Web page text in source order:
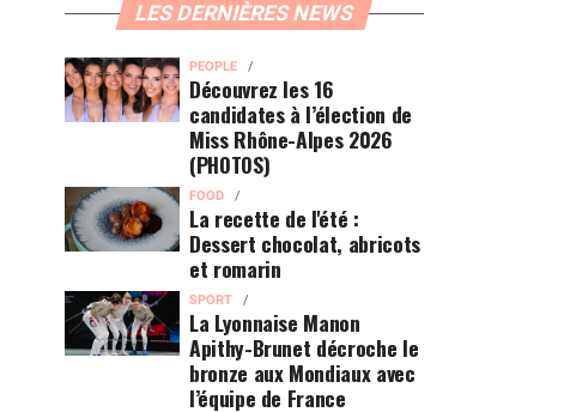
LES DERNIÈRES NEWS
PEOPLE
Découvrez les 16
candidates à l’élection de
Miss Rhône-Alpes 2026
(PHOTOS)
FOOD
La recette de l'été :
Dessert chocolat, abricots
et romarin
SPORT
La Lyonnaise Manon
Apithy-Brunet décroche le
bronze aux Mondiaux avec
l’équipe de France